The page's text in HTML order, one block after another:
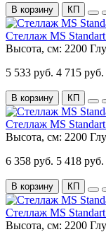
В корзину КП
Стеллаж MS
Высота, см: 2200
5 533 руб. 4 715 руб.
В корзину КП
Стеллаж MS
Высота, см: 2200
6 358 руб. 5 418 руб.
В корзину КП
Стеллаж MS
Высота, см: 2200